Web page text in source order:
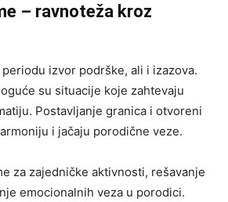
– ravnoteža kroz
izvor podrške, ali i izazova.
su situacije koje zahtevaju
Postavljanje granica i otvoreni
i jačaju porodične veze.
za zajedničke aktivnosti, rešavanje
emocionalnih veza u porodici.